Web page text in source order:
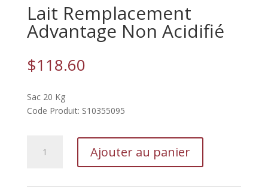
Lait Remplacement
Advantage Non Acidifié
$118.60
Sac 20 Kg
Code Produit: S10355095
Ajouter au panier